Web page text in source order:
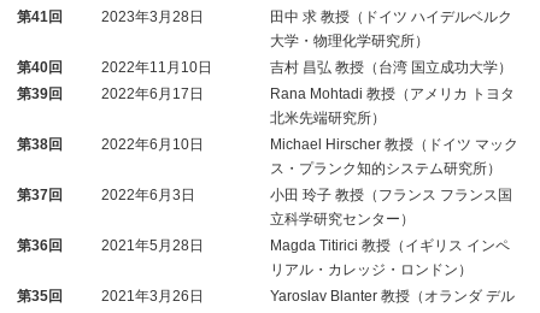
第41回
2023年3月28日
田中 求 教授（ドイツ ハイデルベルク
大学・物理化学研究所）
第40回
2022年11月10日
吉村 昌弘 教授（台湾 国立成功大学）
第39回
2022年6月17日
Rana Mohtadi 教授（アメリカ トヨタ
北米先端研究所）
第38回
2022年6月10日
Michael Hirscher 教授（ドイツ マック
ス・プランク知的システム研究所）
第37回
2022年6月3日
小田 玲子 教授（フランス フランス国
立科学研究センター）
第36回
2021年5月28日
Magda Titirici 教授（イギリス インペ
リアル・カレッジ・ロンドン）
第35回
2021年3月26日
Yaroslav Blanter 教授（オランダ デル